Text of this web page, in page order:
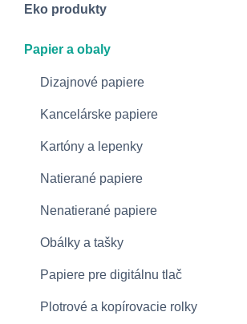
Eko produkty
Papier a obaly
Dizajnové papiere
Kancelárske papiere
Kartóny a lepenky
Natierané papiere
Nenatierané papiere
Obálky a tašky
Papiere pre digitálnu tlač
Plotrové a kopírovacie rolky